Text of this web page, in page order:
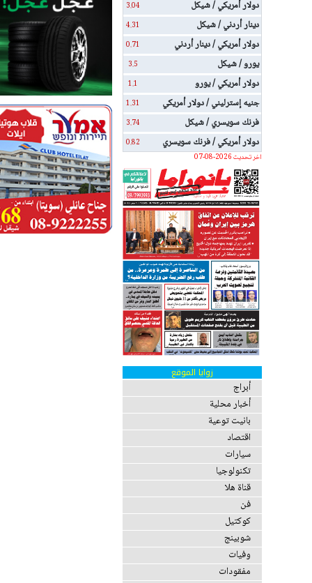
دولار أمريكي / شيكل
3.04
دينار أردني / شيكل 4.31
دولار أمريكي / دينار أردني 0.71
يورو / شيكل 3.5
دولار أمريكي / يورو 1.1
جنيه إسترليني / دولار أمريكي 1.31
فرنك سويسري / شيكل 3.74
دولار أمريكي / فرنك سويسري
0.82
اخر تحديث 2026-08-07
زوايا الموقع
أبراج
أخبار محلية
بانيت توعية
اقتصاد
سيارات
تكنولوجيا
قناة هلا
فن
كوكتيل
شوبينج
وفيات
مفقودات